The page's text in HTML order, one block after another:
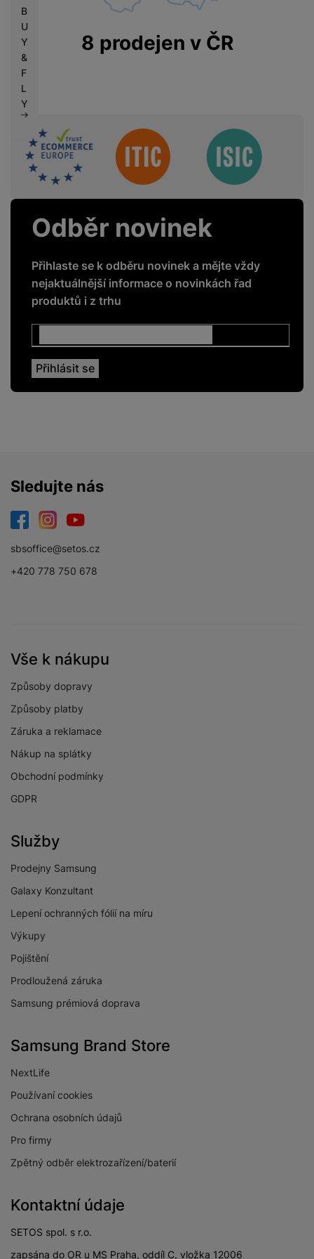
B
U
Y
&
F
L
Y
8 prodejen v ČR
Sdružení
Odběr novinek
Přihlaste se k odběru novinek a mějte vždy
nejaktuálnější informace o novinkách řad
produktů i z trhu
Sledujte nás
sbsoffice@setos.cz
+420 778 750 678
Vše k nákupu
Způsoby dopravy
Způsoby platby
Záruka a reklamace
Nákup na splátky
Obchodní podmínky
GDPR
Služby
Prodejny Samsung
Galaxy Konzultant
Lepení ochranných fólií na míru
Výkupy
Pojištění
Prodloužená záruka
Samsung prémiová doprava
Samsung Brand Store
NextLife
Používaní cookies
Ochrana osobních údajů
Pro firmy
Zpětný odběr elektrozařízení/baterií
Kontaktní údaje
SETOS spol. s r.o.
zapsána do OR u MS Praha, oddíl C, vložka 12006